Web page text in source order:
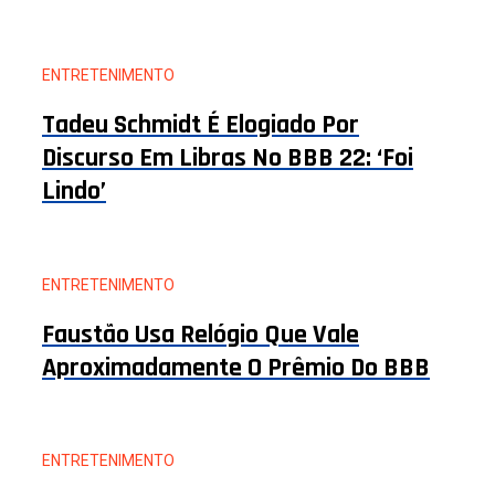
ENTRETENIMENTO
Tadeu Schmidt É Elogiado Por
Discurso Em Libras No BBB 22: ‘Foi
Lindo’
ENTRETENIMENTO
Faustão Usa Relógio Que Vale
Aproximadamente O Prêmio Do BBB
ENTRETENIMENTO